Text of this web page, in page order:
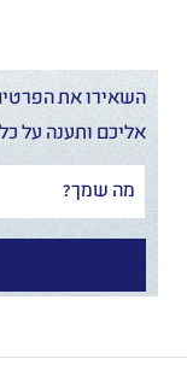
השאירו את
אליכם ותענה על